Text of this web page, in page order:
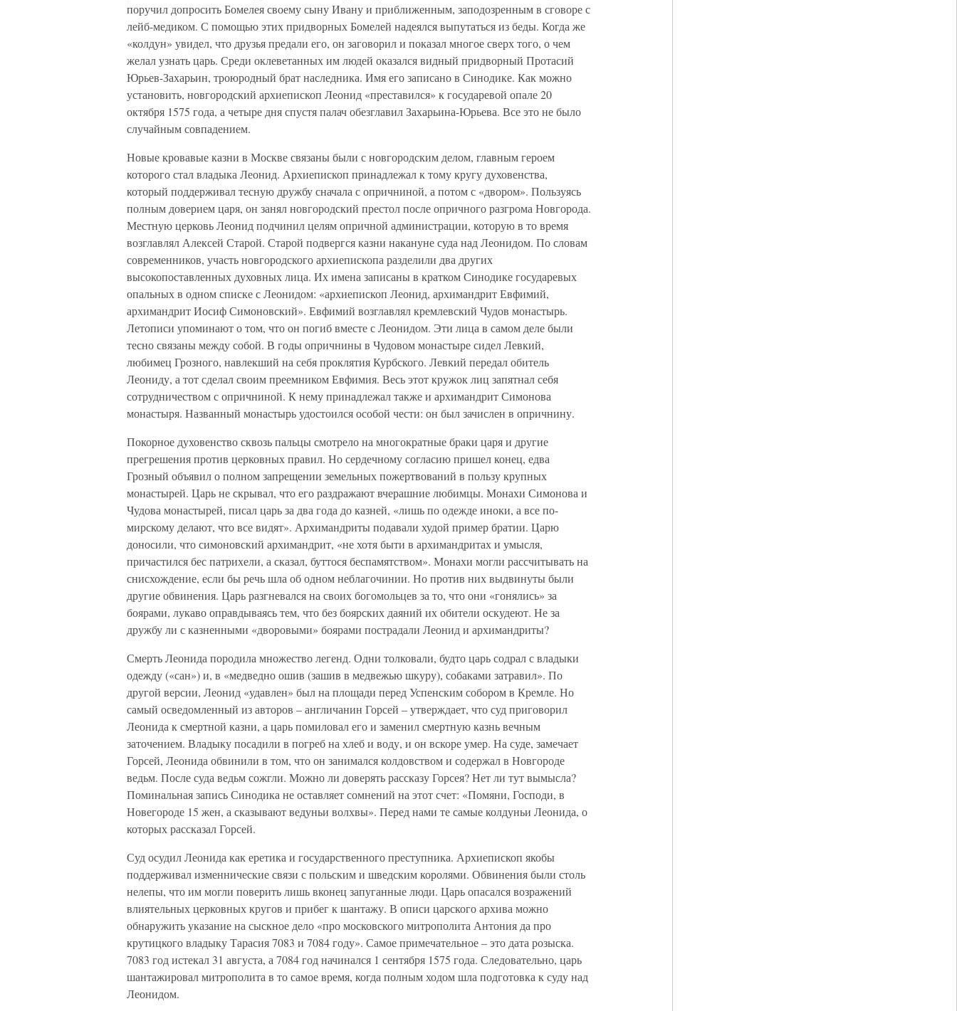
поручил допросить Бомелея своему сыну Ивану и приближенным, заподозренным в сговоре с
лейб-медиком. С помощью этих придворных Бомелей надеялся выпутаться из беды. Когда же
«колдун» увидел, что друзья предали его, он заговорил и показал многое сверх того, о чем
желал узнать царь. Среди оклеветанных им людей оказался видный придворный Протасий
Юрьев-Захарьин, троюродный брат наследника. Имя его записано в Синодике. Как можно
установить, новгородский архиепископ Леонид «преставился» к государевой опале 20
октября 1575 года, а четыре дня спустя палач обезглавил Захарьина-Юрьева. Все это не было
случайным совпадением.
Новые кровавые казни в Москве связаны были с новгородским делом, главным героем
которого стал владыка Леонид. Архиепископ принадлежал к тому кругу духовенства,
который поддерживал тесную дружбу сначала с опричниной, а потом с «двором». Пользуясь
полным доверием царя, он занял новгородский престол после опричного разгрома Новгорода.
Местную церковь Леонид подчинил целям опричной администрации, которую в то время
возглавлял Алексей Старой. Старой подвергся казни накануне суда над Леонидом. По словам
современников, участь новгородского архиепископа разделили два других
высокопоставленных духовных лица. Их имена записаны в кратком Синодике государевых
опальных в одном списке с Леонидом: «архиепископ Леонид, архимандрит Евфимий,
архимандрит Иосиф Симоновский». Евфимий возглавлял кремлевский Чудов монастырь.
Летописи упоминают о том, что он погиб вместе с Леонидом. Эти лица в самом деле были
тесно связаны между собой. В годы опричнины в Чудовом монастыре сидел Левкий,
любимец Грозного, навлекший на себя проклятия Курбского. Левкий передал обитель
Леониду, а тот сделал своим преемником Евфимия. Весь этот кружок лиц запятнал себя
сотрудничеством с опричниной. К нему принадлежал также и архимандрит Симонова
монастыря. Названный монастырь удостоился особой чести: он был зачислен в опричнину.
Покорное духовенство сквозь пальцы смотрело на многократные браки царя и другие
прегрешения против церковных правил. Но сердечному согласию пришел конец, едва
Грозный объявил о полном запрещении земельных пожертвований в пользу крупных
монастырей. Царь не скрывал, что его раздражают вчерашние любимцы. Монахи Симонова и
Чудова монастырей, писал царь за два года до казней, «лишь по одежде иноки, а все по-
мирскому делают, что все видят». Архимандриты подавали худой пример братии. Царю
доносили, что симоновский архимандрит, «не хотя быти в архимандритах и умысля,
причастился бес патрихели, а сказал, буттося беспамятством». Монахи могли рассчитывать на
снисхождение, если бы речь шла об одном неблагочинии. Но против них выдвинуты были
другие обвинения. Царь разгневался на своих богомольцев за то, что они «гонялись» за
боярами, лукаво оправдываясь тем, что без боярских даяний их обители оскудеют. Не за
дружбу ли с казненными «дворовыми» боярами пострадали Леонид и архимандриты?
Смерть Леонида породила множество легенд. Одни толковали, будто царь содрал с владыки
одежду («сан») и, в «медведно ошив (зашив в медвежью шкуру), собаками затравил». По
другой версии, Леонид «удавлен» был на площади перед Успенским собором в Кремле. Но
самый осведомленный из авторов – англичанин Горсей – утверждает, что суд приговорил
Леонида к смертной казни, а царь помиловал его и заменил смертную казнь вечным
заточением. Владыку посадили в погреб на хлеб и воду, и он вскоре умер. На суде, замечает
Горсей, Леонида обвинили в том, что он занимался колдовством и содержал в Новгороде
ведьм. После суда ведьм сожгли. Можно ли доверять рассказу Горсея? Нет ли тут вымысла?
Поминальная запись Синодика не оставляет сомнений на этот счет: «Помяни, Господи, в
Новегороде 15 жен, а сказывают ведуньи волхвы». Перед нами те самые колдуньи Леонида, о
которых рассказал Горсей.
Суд осудил Леонида как еретика и государственного преступника. Архиепископ якобы
поддерживал изменнические связи с польским и шведским королями. Обвинения были столь
нелепы, что им могли поверить лишь вконец запуганные люди. Царь опасался возражений
влиятельных церковных кругов и прибег к шантажу. В описи царского архива можно
обнаружить указание на сыскное дело «про московского митрополита Антония да про
крутицкого владыку Тарасия 7083 и 7084 году». Самое примечательное – это дата розыска.
7083 год истекал 31 августа, а 7084 год начинался 1 сентября 1575 года. Следовательно, царь
шантажировал митрополита в то самое время, когда полным ходом шла подготовка к суду над
Леонидом.